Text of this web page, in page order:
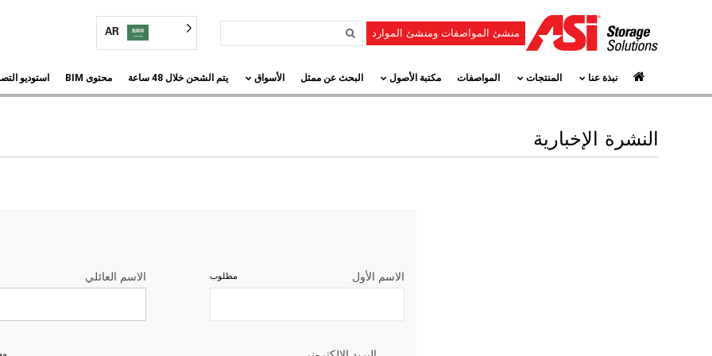
منشئ المواصفات ومنشئ الموارد AR
نبذة عنا المنتجات المواصفات مكتبة الأصول البحث عن ممثل الأسواق يتم الشحن خلال 48 ساعة محتوى BIM استوديو
النشرة الإخبارية
الاسم الأول مطلوب الاسم العائلي